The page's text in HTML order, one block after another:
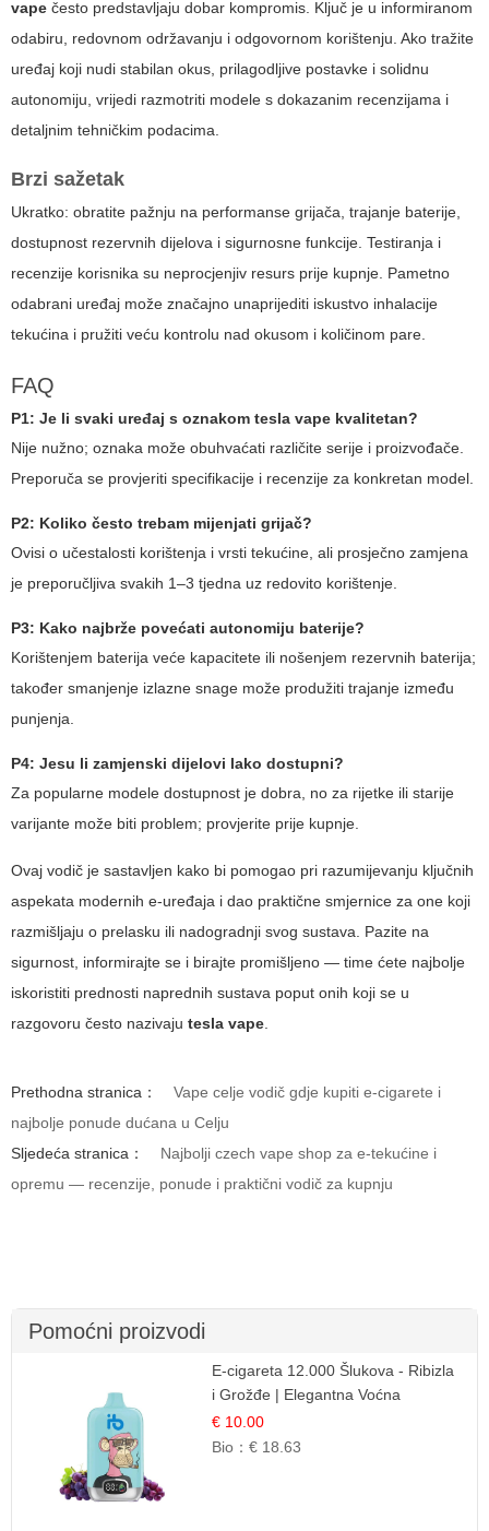
vape često predstavljaju dobar kompromis. Ključ je u informiranom
odabiru, redovnom održavanju i odgovornom korištenju. Ako tražite
uređaj koji nudi stabilan okus, prilagodljive postavke i solidnu
autonomiju, vrijedi razmotriti modele s dokazanim recenzijama i
detaljnim tehničkim podacima.
Brzi sažetak
Ukratko: obratite pažnju na performanse grijača, trajanje baterije,
dostupnost rezervnih dijelova i sigurnosne funkcije. Testiranja i
recenzije korisnika su neprocjenjiv resurs prije kupnje. Pametno
odabrani uređaj može značajno unaprijediti iskustvo inhalacije
tekućina i pružiti veću kontrolu nad okusom i količinom pare.
FAQ
P1: Je li svaki uređaj s oznakom tesla vape kvalitetan?
Nije nužno; oznaka može obuhvaćati različite serije i proizvođače.
Preporuča se provjeriti specifikacije i recenzije za konkretan model.
P2: Koliko često trebam mijenjati grijač?
Ovisi o učestalosti korištenja i vrsti tekućine, ali prosječno zamjena
je preporučljiva svakih 1–3 tjedna uz redovito korištenje.
P3: Kako najbrže povećati autonomiju baterije?
Korištenjem baterija veće kapacitete ili nošenjem rezervnih baterija;
također smanjenje izlazne snage može produžiti trajanje između
punjenja.
P4: Jesu li zamjenski dijelovi lako dostupni?
Za popularne modele dostupnost je dobra, no za rijetke ili starije
varijante može biti problem; provjerite prije kupnje.
Ovaj vodič je sastavljen kako bi pomogao pri razumijevanju ključnih
aspekata modernih e-uređaja i dao praktične smjernice za one koji
razmišljaju o prelasku ili nadogradnji svog sustava. Pazite na
sigurnost, informirajte se i birajte promišljeno — time ćete najbolje
iskoristiti prednosti naprednih sustava poput onih koji se u
razgovoru često nazivaju tesla vape
Prethodna stranica：
Vape celje vodič gdje kupiti e-cigarete i
najbolje ponude dućana u Celju
Sljedeća stranica：
Najbolji czech vape shop za e-tekućine i
opremu — recenzije, ponude i praktični vodič za kupnju
Pomoćni proizvodi
E-cigareta 12.000 Šlukova - Ribizla
i Grožđe | Elegantna Voćna
Kombinacija
€ 10.00
Bio：€ 18.63